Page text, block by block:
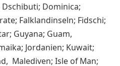
Dschibuti; Dominica;
Falklandinseln; Fidschi;
Guyana; Guam,
Jordanien; Kuwait;
Malediven; Isle of Man;